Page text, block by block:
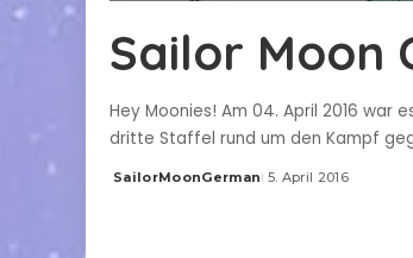
Sailor Moon
Hey Moonies! Am 04. April 2016 war
dritte Staffel rund um den Kampf
Posted
SailorMoonGerman 5. April 2016